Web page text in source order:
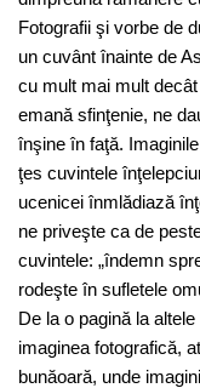
Fotografii şi vorbe de
un cuvânt înainte de
cu mult mai mult
emană sfinţenie, ne
înşine în faţă.
ţes cuvintele
ucenicei înmlădiază
ne priveşte ca de
cuvintele: „îndemn
rodeşte în sufletele
De la o pagină la
imaginea fotografică,
bunăoară, unde